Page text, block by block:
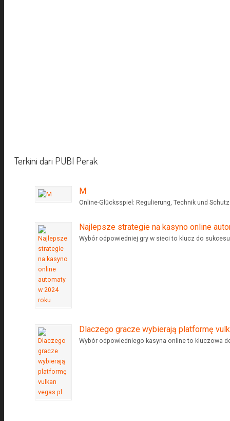
Terkini dari PUBI Perak
M
Online-Glücksspiel: Regulierung, Technik und
Najlepsze strategie na kasyno online
Wybór odpowiedniej gry w sieci to klucz do
Dlaczego gracze wybierają platformę
Wybór odpowiedniego kasyna online to kluczowa